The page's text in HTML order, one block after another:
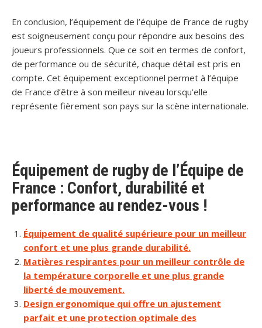
En conclusion, l’équipement de l’équipe de France de rugby
est soigneusement conçu pour répondre aux besoins des
joueurs professionnels. Que ce soit en termes de confort,
de performance ou de sécurité, chaque détail est pris en
compte. Cet équipement exceptionnel permet à l’équipe
de France d’être à son meilleur niveau lorsqu’elle
représente fièrement son pays sur la scène internationale.
Équipement de rugby de l’Équipe de
France : Confort, durabilité et
performance au rendez-vous !
Équipement de qualité supérieure pour un meilleur
confort et une plus grande durabilité.
Matières respirantes pour un meilleur contrôle de
la température corporelle et une plus grande
liberté de mouvement.
Design ergonomique qui offre un ajustement
parfait et une protection optimale des